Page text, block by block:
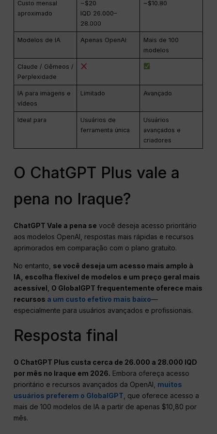
Custo mensal
aproximado
~$20
IQD 26.000–
28.000
~$10.80
Modelos de IA Apenas OpenAI
Mais de 100
modelos
Claude / Gêmeos /
Perplexidade
IA para imagens e
vídeos
Limitado Avançado
Ideal para
Usuários de
ferramenta única
Usuários
avançados e
criadores
O ChatGPT Plus vale a
pena no Iraque?
ChatGPTVale a pena se você deseja acesso prioritário
aos modelos OpenAI, respostas mais rápidas e recursos
aprimorados em comparação com o plano gratuito.
No entanto, se você deseja um acesso mais amplo à
IA, escolha flexível de modelos e um preço geral mais
acessível O GlobalGPT frequentemente oferece mais
recursos a um custo efetivo mais baixo—
especialmente para usuários avançados e profissionais.
Resposta final
O ChatGPT Plus custa cerca de 26.000 a 28.000 IQD
por mês no Iraque em 2026. Embora ofereça acesso
prioritário e recursos avançados da OpenAI, muitos
usuários preferem o GlobalGPT , que oferece acesso a
mais de 100 modelos de IA a partir de apenas $10,80 por
mês.